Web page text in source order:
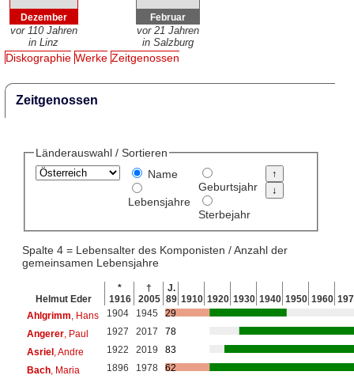
Dezember
vor 110 Jahren
in Linz
Februar
vor 21 Jahren
in Salzburg
Diskographie Werke Zeitgenossen
Zeitgenossen
Länderauswahl / Sortieren
Name
Lebensjahre
Geburtsjahr
Sterbejahr
Spalte 4 = Lebensalter des Komponisten / Anzahl der
gemeinsamen Lebensjahre
Helmut Eder
*
1916
†
2005
J.
89 1910 1920 1930 1940 1950 1960
Ahlgrimm , Hans 1904 1945
29
Angerer, Paul 1927 2017
78
Asriel, Andre 1922 2019
83
Bach, Maria 1896 1978
62